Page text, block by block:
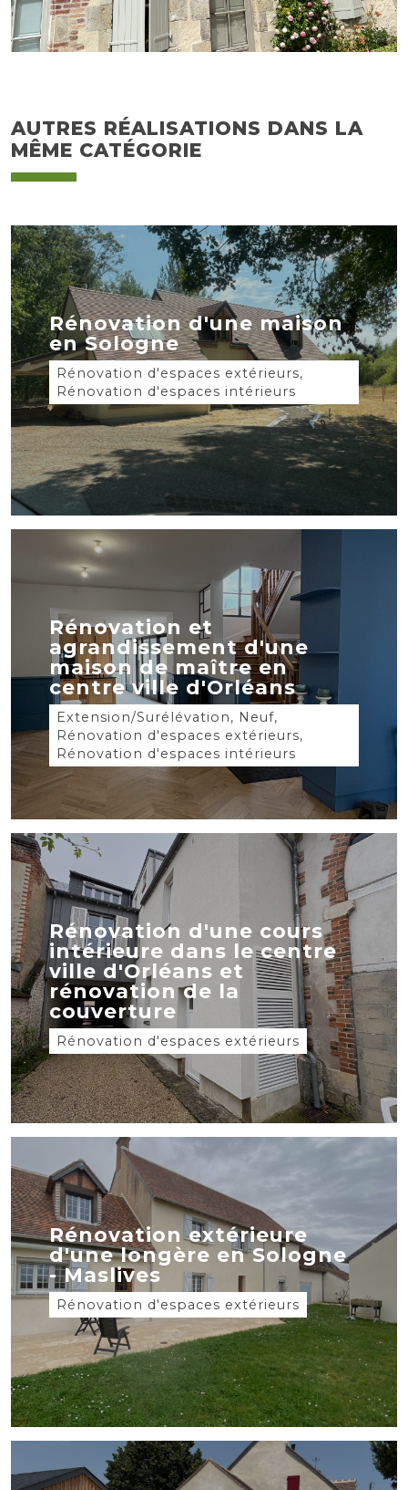
AUTRES RÉALISATIONS DANS LA
MÊME CATÉGORIE
Rénovation d'une maison
en Sologne
Rénovation d'espaces extérieurs,
Rénovation d'espaces intérieurs
Rénovation et
agrandissement d'une
maison de maître en
centre ville d'Orléans
Extension/Surélévation, Neuf,
Rénovation d'espaces extérieurs,
Rénovation d'espaces intérieurs
Rénovation d'une cours
intérieure dans le centre
ville d'Orléans et
rénovation de la
couverture
Rénovation d'espaces extérieurs
Rénovation extérieure
d'une longère en Sologne
- Maslives
Rénovation d'espaces extérieurs